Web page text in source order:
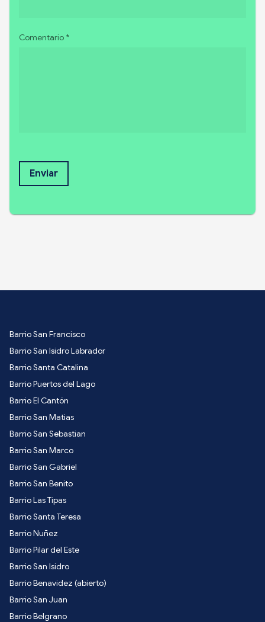
Comentario *
Enviar
Barrio San Francisco
Barrio San Isidro Labrador
Barrio Santa Catalina
Barrio Puertos del Lago
Barrio El Cantón
Barrio San Matias
Barrio San Sebastian
Barrio San Marco
Barrio San Gabriel
Barrio San Benito
Barrio Las Tipas
Barrio Santa Teresa
Barrio Nuñez
Barrio Pilar del Este
Barrio San Isidro
Barrio Benavidez (abierto)
Barrio San Juan
Barrio Belgrano